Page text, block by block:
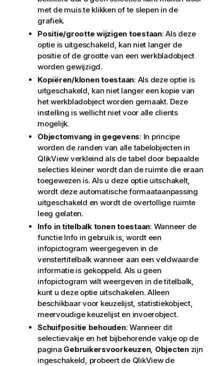
met de muis te klikken of te slepen in de
grafiek.
Positie/grootte wijzigen toestaan: Als deze
optie is uitgeschakeld, kan niet langer de
positie of de grootte van een werkbladobject
worden gewijzigd.
Kopiëren/klonen toestaan: Als deze optie is
uitgeschakeld, kan niet langer een kopie van
het werkbladobject worden gemaakt. Deze
instelling is wellicht niet voor alle clients
mogelijk.
Objectomvang in gegevens: In principe
worden de randen van alle tabelobjecten in
QlikView verkleind als de tabel door bepaalde
selecties kleiner wordt dan de ruimte die eraan
toegewezen is. Als u deze optie uitschakelt,
wordt deze automatische formaataanpassing
uitgeschakeld en wordt de overtollige ruimte
leeg gelaten.
Info in titelbalk tonen toestaan: Wanneer de
functie Info in gebruik is, wordt een
infopictogram weergegeven in de
venstertitelbalk wanneer aan een veldwaarde
informatie is gekoppeld. Als u geen
infopictogram wilt weergeven in de titelbalk,
kunt u deze optie uitschakelen. Alleen
beschikbaar voor keuzelijst, statistiekobject,
meervoudige keuzelijst en invoerobject.
Schuifpositie behouden: Wanneer dit
selectievakje en het bijbehorende vakje op de
pagina Gebruikersvoorkeuzen, Objectenzijn
ingeschakeld, probeert de QlikView de